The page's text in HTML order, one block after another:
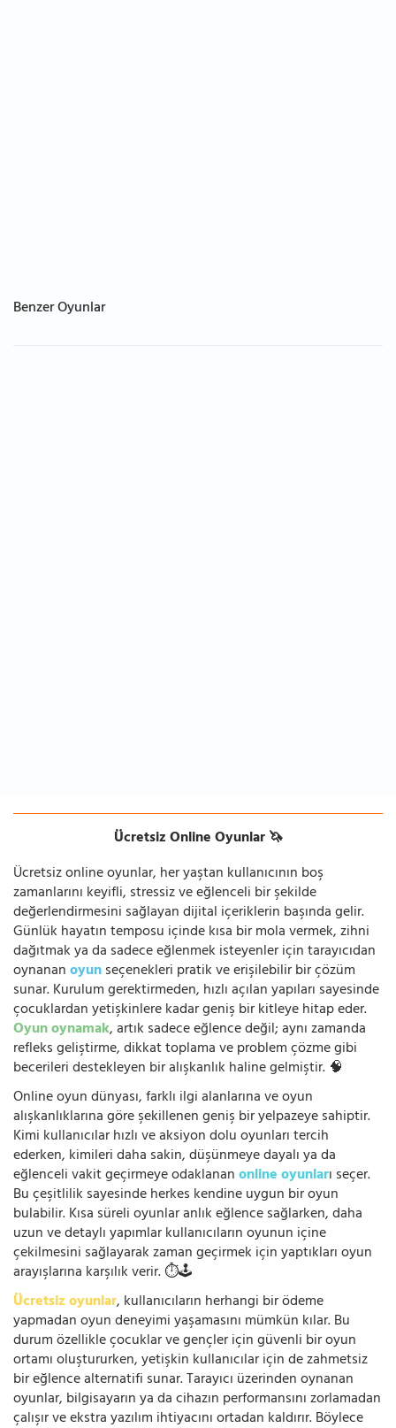
Benzer Oyunlar
Ücretsiz Online Oyunlar 🦄
Ücretsiz online oyunlar, her yaştan kullanıcının boş
zamanlarını keyifli, stressiz ve eğlenceli bir şekilde
değerlendirmesini sağlayan dijital içeriklerin başında gelir.
Günlük hayatın temposu içinde kısa bir mola vermek, zihni
dağıtmak ya da sadece eğlenmek isteyenler için tarayıcıdan
oynananoyunseçenekleri pratik ve erişilebilir bir çözüm
sunar. Kurulum gerektirmeden, hızlı açılan yapıları sayesinde
çocuklardan yetişkinlere kadar geniş bir kitleye hitap eder.
Oyun oynamak, artık sadece eğlence değil; aynı zamanda
refleks geliştirme, dikkat toplama ve problem çözme gibi
becerileri destekleyen bir alışkanlık haline gelmiştir. 🧠
Online oyun dünyası, farklı ilgi alanlarına ve oyun
alışkanlıklarına göre şekillenen geniş bir yelpazeye sahiptir.
Kimi kullanıcılar hızlı ve aksiyon dolu oyunları tercih
ederken, kimileri daha sakin, düşünmeye dayalı ya da
eğlenceli vakit geçirmeye odaklananonline oyunları seçer.
Bu çeşitlilik sayesinde herkes kendine uygun bir oyun
bulabilir. Kısa süreli oyunlar anlık eğlence sağlarken, daha
uzun ve detaylı yapımlar kullanıcıların oyunun içine
çekilmesini sağlayarak zaman geçirmek için yaptıkları oyun
arayışlarına karşılık verir. ⏱️🕹️
Ücretsiz oyunlar, kullanıcıların herhangi bir ödeme
yapmadan oyun deneyimi yaşamasını mümkün kılar. Bu
durum özellikle çocuklar ve gençler için güvenli bir oyun
ortamı oluştururken, yetişkin kullanıcılar için de zahmetsiz
bir eğlence alternatifi sunar. Tarayıcı üzerinden oynanan
oyunlar, bilgisayarın ya da cihazın performansını zorlamadan
çalışır ve ekstra yazılım ihtiyacını ortadan kaldırır. Böylece